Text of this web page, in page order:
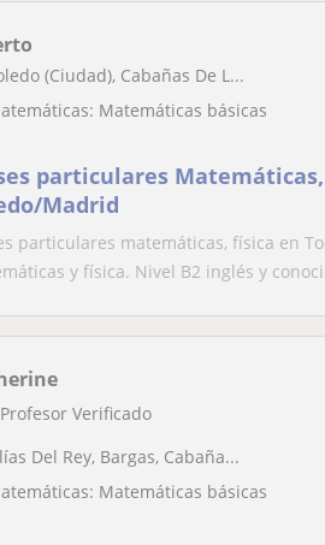
(Ciudad), Cabañas De L...
Matemáticas básicas
particulares
Madrid
particulares matemáticas, física en
y física. Nivel B2 inglés y
Profesor Verificado
Del Rey, Bargas, Cabaña...
Matemáticas básicas